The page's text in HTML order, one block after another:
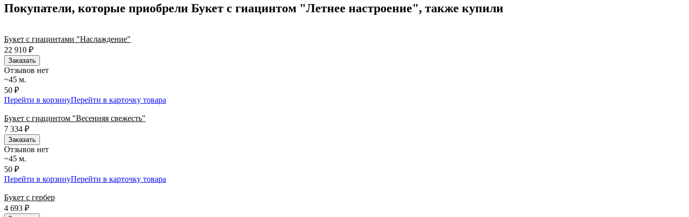
Покупатели, которые приобрели Букет с гиацинтом "Летнее настроение", также купили
Букет с гиацинтами "Наслаждение"
22 910 ₽
Заказать
Отзывов нет
~45 м.
50 ₽
Перейти в корзинуПерейти в карточку товара
Букет с гиацинтом "Весенняя свежесть"
7 334 ₽
Заказать
Отзывов нет
~45 м.
50 ₽
Перейти в корзинуПерейти в карточку товара
Букет с гербер
4 693 ₽